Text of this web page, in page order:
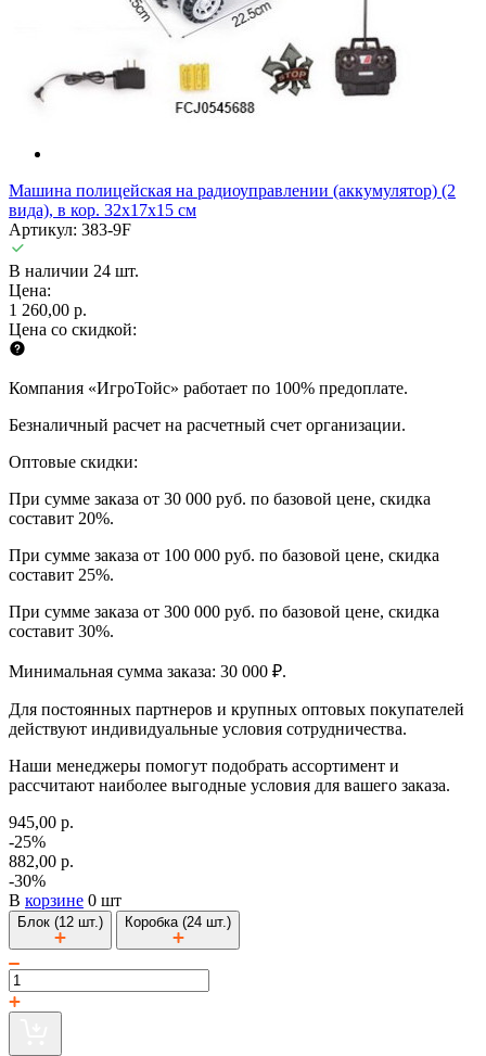
Машина полицейская на радиоуправлении (аккумулятор) (2
вида), в кор. 32х17х15 см
Артикул: 383-9F
В наличии 24 шт.
Цена:
1 260,00 р.
Цена со скидкой:
Компания «ИгроТойс» работает по 100% предоплате.
Безналичный расчет на расчетный счет организации.
Оптовые скидки:
При сумме заказа от 30 000 руб. по базовой цене, скидка
составит 20%.
При сумме заказа от 100 000 руб. по базовой цене, скидка
составит 25%.
При сумме заказа от 300 000 руб. по базовой цене, скидка
составит 30%.
Минимальная сумма заказа: 30 000 ₽.
Для постоянных партнеров и крупных оптовых покупателей
действуют индивидуальные условия сотрудничества.
Наши менеджеры помогут подобрать ассортимент и
рассчитают наиболее выгодные условия для вашего заказа.
945,00 р.
-25%
882,00 р.
-30%
В корзине 0 шт
Блок (12 шт.) Коробка (24 шт.)